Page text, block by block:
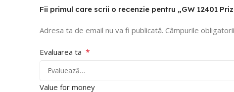
Fii primul care scrii o recenzie pentru „GW 12401
Adresa ta de email nu va fi publicată. Câmpurile
Evaluarea ta *
Value for money